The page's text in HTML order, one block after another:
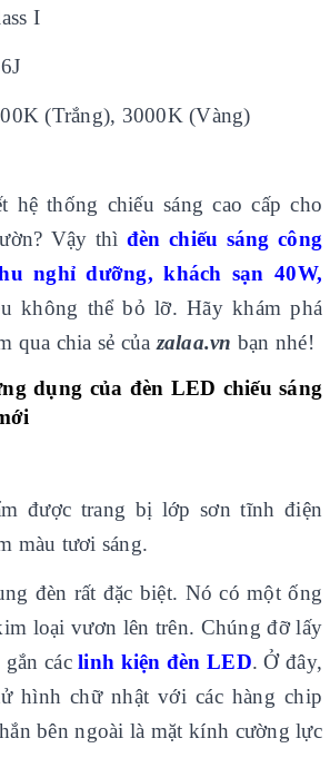
I
(Trắng), 3000K (Vàng)
hệ thống chiếu sáng cao cấp cho
Vậy thì đèn chiếu sáng công
nghỉ dưỡng, khách sạn 40W,
không thể bỏ lỡ. Hãy khám phá
qua chia sẻ của zalaa.vn bạn nhé!
dụng của đèn LED chiếu sáng
được trang bị lớp sơn tĩnh điện
màu tươi sáng.
đèn rất đặc biệt. Nó có một ống
loại vươn lên trên. Chúng đỡ lấy
gắn cáclinh kiện đèn LED. Ở đây,
hình chữ nhật với các hàng chip
bên ngoài là mặt kính cường lực